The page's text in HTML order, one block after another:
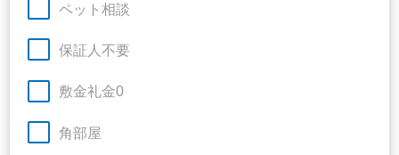
ペット相談
保証人不要
敷金礼金0
角部屋